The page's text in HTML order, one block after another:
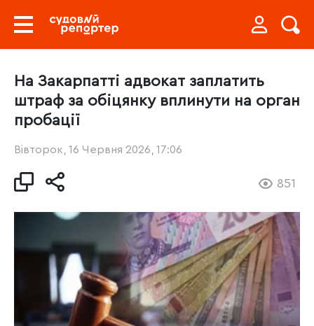
На Закарпатті адвокат заплатить
штраф за обіцянку вплинути на орган
пробації
Вівторок, 16 Червня 2026, 17:06
851